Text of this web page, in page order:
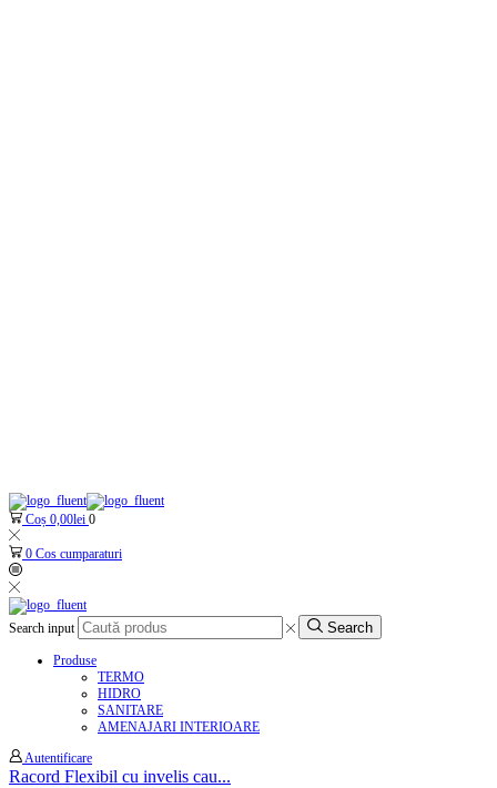
Coș 0,00lei 0
0 Cos cumparaturi
Search input Search
Produse
TERMO
HIDRO
SANITARE
AMENAJARI INTERIOARE
Autentificare
Racord Flexibil cu invelis cau...